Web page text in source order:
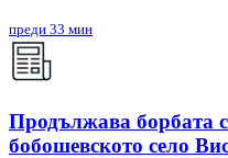
преди 33 мин
Продължава борбата
бобошевското село